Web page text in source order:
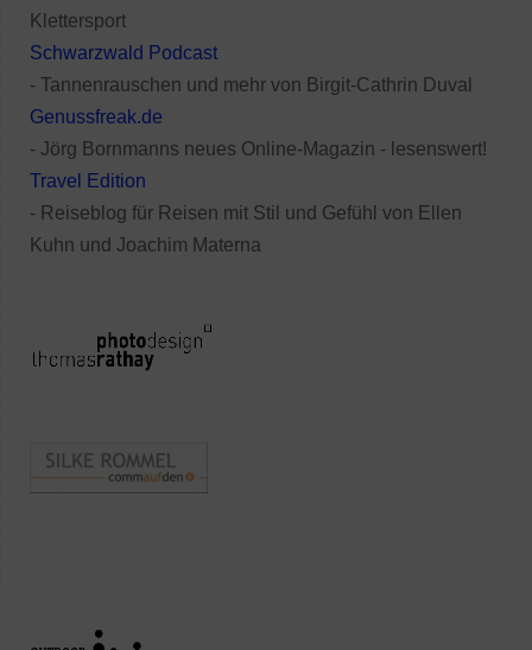
Klettersport
Schwarzwald Podcast
- Tannenrauschen und mehr von Birgit-Cathrin Duval
Genussfreak.de
- Jörg Bornmanns neues Online-Magazin - lesenswert!
Travel Edition
- Reiseblog für Reisen mit Stil und Gefühl von Ellen
Kuhn und Joachim Materna